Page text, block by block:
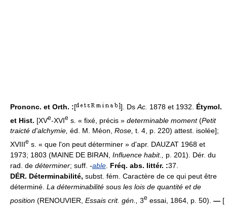
Prononc. et Orth. :[ ]. Ds Ac. 1878 et 1932. Étymol.
et Hist. [XVe-XVIe s. « fixé, précis » determinable moment(Petit
traicté d'alchymie, éd. M. Méon, Rose, t. 4, p. 220) attest. isolée];
XVIIIe s. « que l'on peut déterminer » d'apr. DAUZAT 1968 et
1973; 1803 (MAINE DE BIRAN, Influence habit., p. 201). Dér. du
rad. de déterminer; suff. -able Fréq. abs. littér. :37.
DÉR. Déterminabilité, subst. fém. Caractère de ce qui peut être
déterminé. La déterminabilité sous les lois de quantité et de
position (RENOUVIER, Essais crit. gén., 3e essai, 1864, p. 50). — [